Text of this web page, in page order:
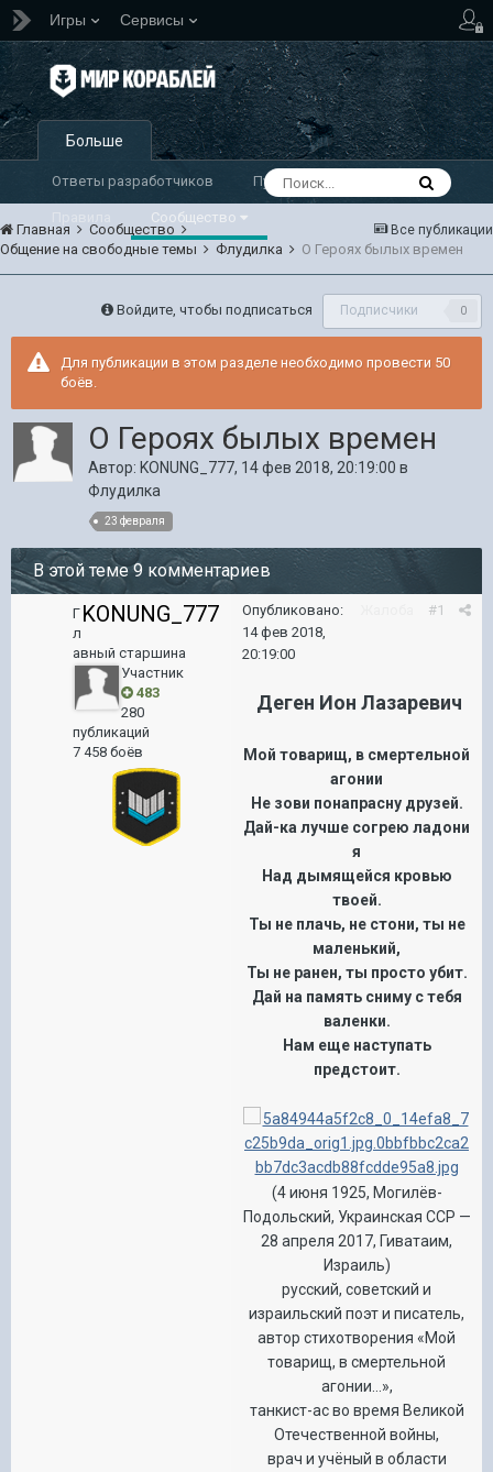
Игры Сервисы
Больше
Ответы разработчиков Публикации
Сообщество
Все публикации
Главная
Сообщество
Общение на свободные темы
Флудилка О Героях былых времен
Войдите, чтобы подписаться Подписчики 0
Для публикации в этом разделе необходимо провести 50
боёв.
О Героях былых времен
Автор: KONUNG_777, 14 фев 2018, 20:19:00 в
Флудилка
23 февраля
В этой теме 9 комментариев
KONUNG_777
Г
л
авный старшина
Участник
483
280
публикаций
7 458 боёв
#1
Опубликовано:
14 фев 2018,
20:19:00
Деген Ион Лазаревич
Мой товарищ, в смертельной
агонии
Не зови понапрасну друзей.
Дай-ка лучше согрею ладони
я
Над дымящейся кровью
твоей.
Ты не плачь, не стони, ты не
маленький,
Ты не ранен, ты просто убит.
Дай на память сниму с тебя
валенки.
Нам еще наступать
предстоит.
(4 июня 1925, Могилёв-
Подольский, Украинская ССР —
28 апреля 2017, Гиватаим,
Израиль)
русский, советский и
израильский поэт и писатель,
автор стихотворения «Мой
товарищ, в смертельной
агонии…»,
танкист-ас во время Великой
Отечественной войны,
врач и учёный в области